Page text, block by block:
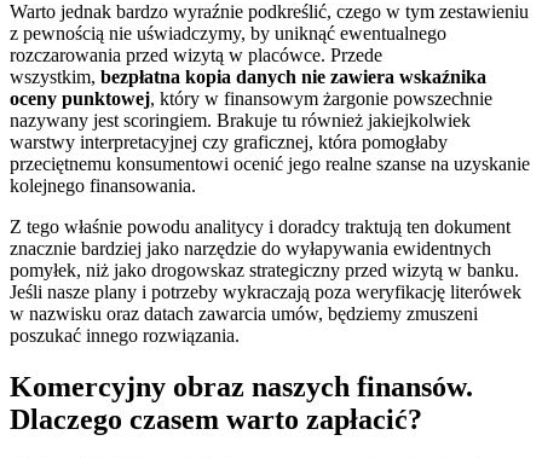
Warto jednak bardzo wyraźnie podkreślić, czego w tym zestawieniu
z pewnością nie uświadczymy, by uniknąć ewentualnego
rozczarowania przed wizytą w placówce. Przede
wszystkim, bezpłatna kopia danych nie zawiera wskaźnika
oceny punktowej, który w finansowym żargonie powszechnie
nazywany jest scoringiem. Brakuje tu również jakiejkolwiek
warstwy interpretacyjnej czy graficznej, która pomogłaby
przeciętnemu konsumentowi ocenić jego realne szanse na uzyskanie
kolejnego finansowania.
Z tego właśnie powodu analitycy i doradcy traktują ten dokument
znacznie bardziej jako narzędzie do wyłapywania ewidentnych
pomyłek, niż jako drogowskaz strategiczny przed wizytą w banku.
Jeśli nasze plany i potrzeby wykraczają poza weryfikację literówek
w nazwisku oraz datach zawarcia umów, będziemy zmuszeni
poszukać innego rozwiązania.
Komercyjny obraz naszych finansów.
Dlaczego czasem warto zapłacić?